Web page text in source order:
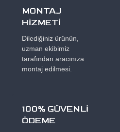
MONTAJ
HİZMETİ
Dilediğiniz ürünün,
uzman ekibimiz
tarafından aracınıza
montaj edilmesi.
100% GÜVENLİ
ÖDEME